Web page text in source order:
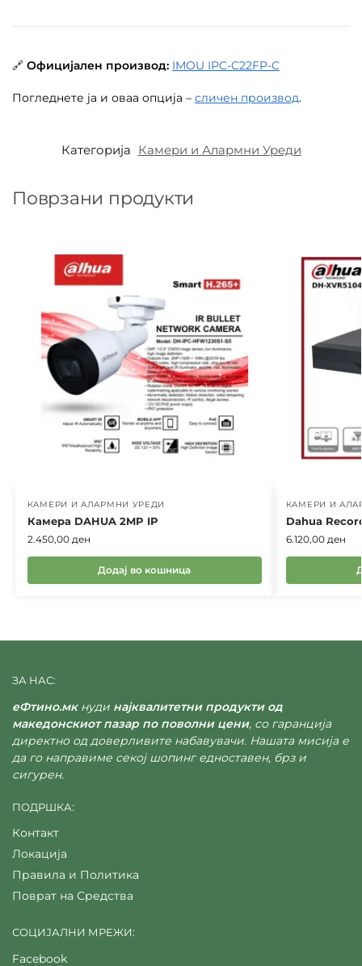
🔗 Официјален производ: IMOU IPC-C22FP-C
Погледнете ја и оваа опција – сличен производ.
Категорија Камери и Алармни Уреди
Поврзани продукти
КАМЕРИ И АЛАРМНИ УРЕДИ
Камера DAHUA 2MP IP
2.450,00 ден
Додај во кошница
КАМЕРИ И
Dahua
6.120,00 ден
ЗА НАС:
еФтино.мкнуди најквалитетни продукти од
македонскиот пазар по поволни цени, со гаранција
директно од доверливите набавувачи. Нашата мисија е
да го направиме секој шопинг едноставен, брз и
сигурен.
ПОДРШКА:
Контакт
Локација
Правила и Политика
Поврат на Средства
СОЦИЈАЛНИ МРЕЖИ:
Facebook